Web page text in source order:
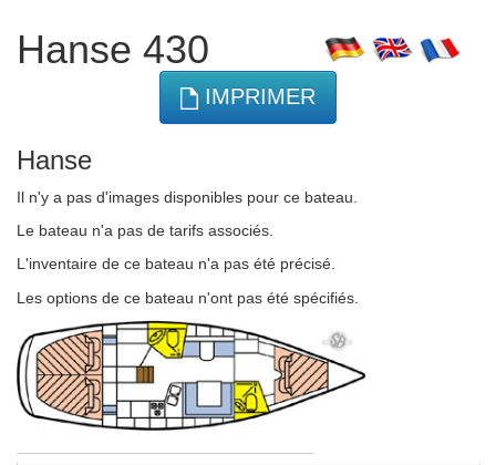
Hanse 430
IMPRIMER
Hanse
Il n'y a pas d'images disponibles pour ce bateau.
Le bateau n'a pas de tarifs associés.
L'inventaire de ce bateau n'a pas été précisé.
Les options de ce bateau n'ont pas été spécifiés.